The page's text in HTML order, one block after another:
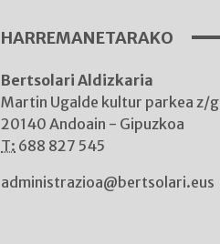
HARREMANETARAKO
Bertsolari Aldizkaria
Martin Ugalde kultur parkea z/g
20140 Andoain - Gipuzkoa
T: 688 827 545
administrazioa@bertsolari.eus